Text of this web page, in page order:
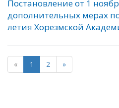
Постановление от 1
дополнительных мерах
летия Хорезмской
« 1 2 »